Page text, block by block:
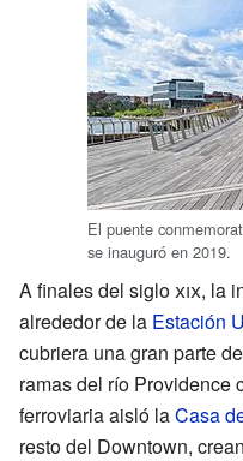
El puente
se inauguró en 2019.
A finales del sigloxix, la
alrededor de la Estación
cubriera una gran parte
ramas del río Providence
ferroviaria aisló laCasa
resto del Downtown,